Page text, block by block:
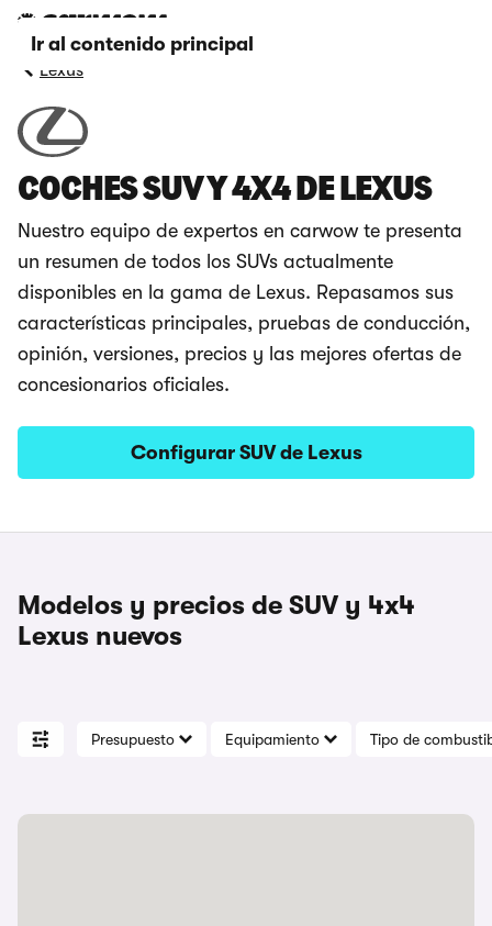
Ir al contenido principal
Lexus
COCHES SUV Y 4X4 DE LEXUS
Nuestro equipo de expertos en carwow te presenta
un resumen de todos los SUVs actualmente
disponibles en la gama de Lexus. Repasamos sus
características principales, pruebas de conducción,
opinión, versiones, precios y las mejores ofertas de
concesionarios oficiales.
Configurar SUV de Lexus
Modelos y precios de SUV y 4x4
Lexus nuevos
Presupuesto Equipamiento Tipo de